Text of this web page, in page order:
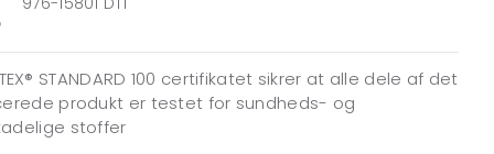
STANDARD 100 certifikatet sikrer at alle dele af det
produkt er testet for sundheds- og
stoffer